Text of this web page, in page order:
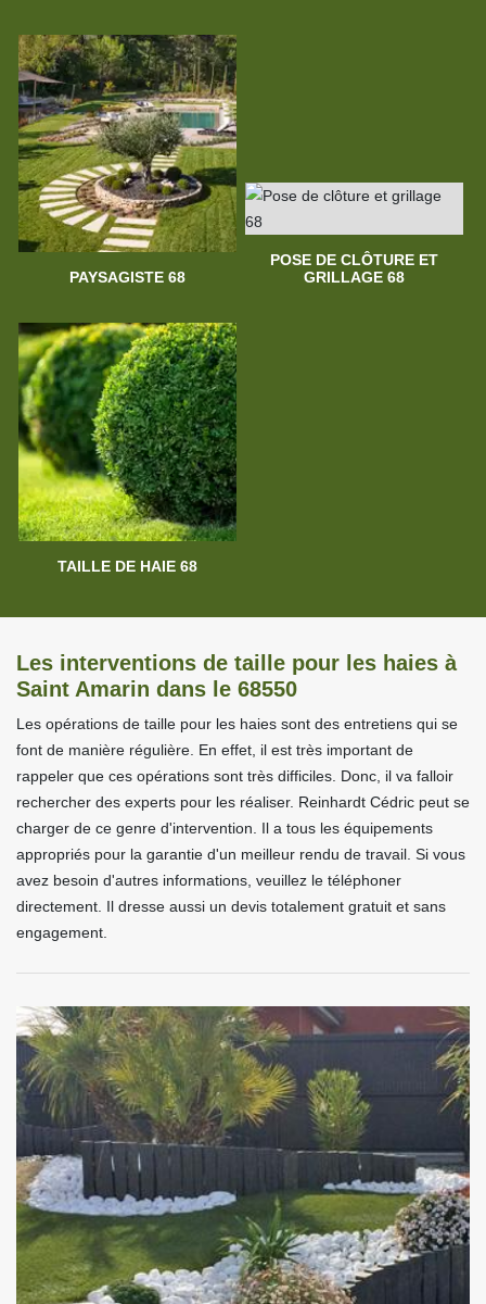
PAYSAGISTE 68
POSE DE CLÔTURE ET
GRILLAGE 68
TAILLE DE HAIE 68
Les interventions de taille pour les haies à
Saint Amarin dans le 68550
Les opérations de taille pour les haies sont des entretiens qui se
font de manière régulière. En effet, il est très important de
rappeler que ces opérations sont très difficiles. Donc, il va falloir
rechercher des experts pour les réaliser. Reinhardt Cédric peut se
charger de ce genre d'intervention. Il a tous les équipements
appropriés pour la garantie d'un meilleur rendu de travail. Si vous
avez besoin d'autres informations, veuillez le téléphoner
directement. Il dresse aussi un devis totalement gratuit et sans
engagement.